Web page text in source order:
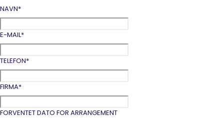
NAVN*
E-MAIL*
TELEFON*
FIRMA*
FORVENTET DATO FOR ARRANGEMENT